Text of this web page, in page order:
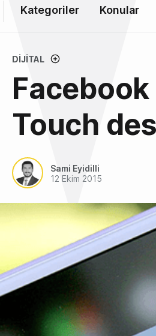
Kategoriler Konular
DIJITAL
Facebook
Touch
Sami Eyidilli
12 Ekim 2015